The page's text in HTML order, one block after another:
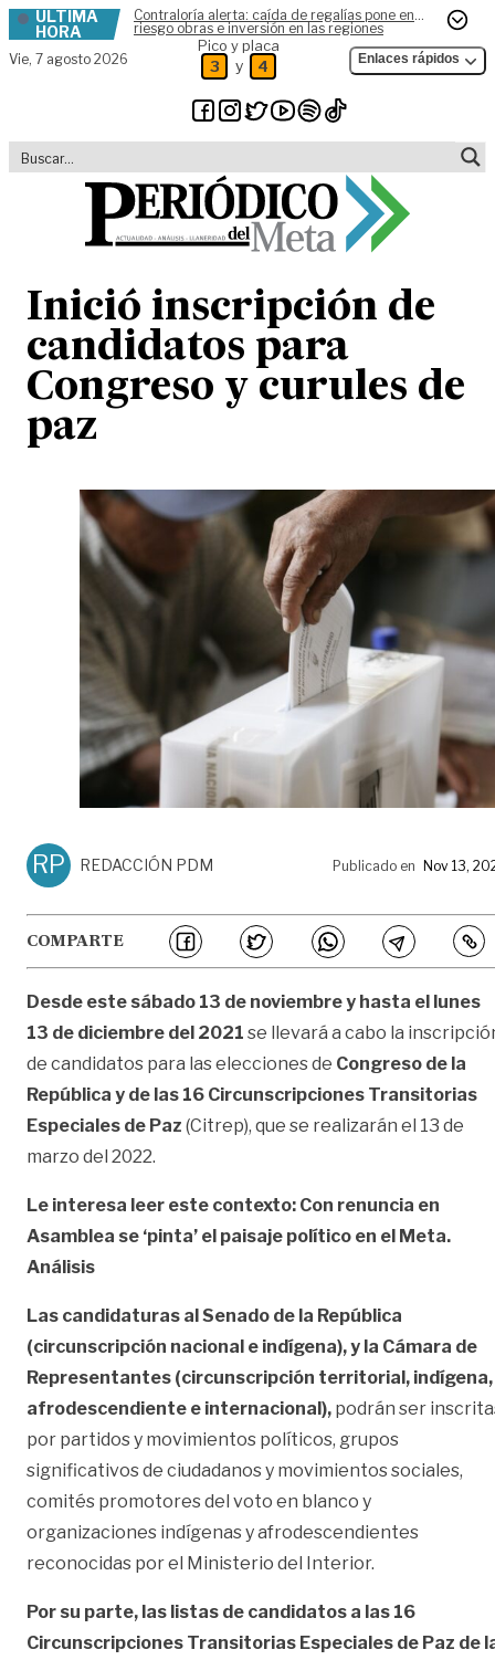
Skip to content
ÚLTIMA
HORA
Contraloría alerta: caída de regalías pone en
riesgo obras e inversión en las regiones
Vie, 7 agosto 2026
Pico y placa
3 y 4 Enlaces rápidos
Inició inscripción de
candidatos para
Congreso y curules de
paz
RP REDACCIÓN PDM Publicado en Nov 13,
COMPARTE
Desde este sábado 13 de noviembre y hasta el lunes
13 de diciembre del 2021 se llevará a cabo la
de candidatos para las elecciones de Congreso de la
República y de las 16 Circunscripciones Transitorias
Especiales de Paz (Citrep), que se realizarán el 13 de
marzo del 2022.
Le interesa leer este contexto: Con renuncia en
Asamblea se ‘pinta’ el paisaje político en el Meta.
Análisis
Las candidaturas al Senado de la República
(circunscripción nacional e indígena), y la Cámara de
Representantes (circunscripción territorial, indígena,
afrodescendiente e internacional), podrán ser
por partidos y movimientos políticos, grupos
significativos de ciudadanos y movimientos sociales,
comités promotores del voto en blanco y
organizaciones indígenas y afrodescendientes
reconocidas por el Ministerio del Interior.
Por su parte, las listas de candidatos a las 16
Circunscripciones Transitorias Especiales de Paz de